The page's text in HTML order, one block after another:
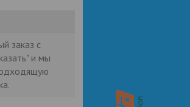
заказ с
и мы